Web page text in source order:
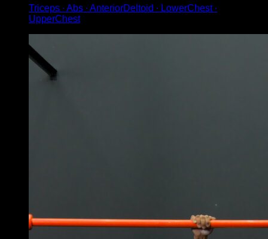
Triceps ∙ Abs ∙ AnteriorDeltoid ∙ LowerChest ∙
UpperChest